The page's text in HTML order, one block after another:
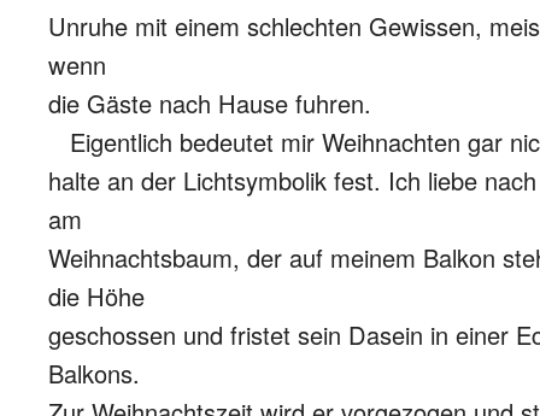
Unruhe mit einem schlechten Gewissen,
wenn
die Gäste nach Hause fuhren.
Eigentlich bedeutet mir Weihnachten gar
halte an der Lichtsymbolik fest. Ich liebe
am
Weihnachtsbaum, der auf meinem Balkon
die Höhe
geschossen und fristet sein Dasein in einer
Balkons.